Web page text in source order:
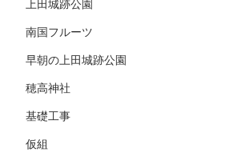
上田城跡公園
南国フルーツ
早朝の上田城跡公園
穂高神社
基礎工事
仮組